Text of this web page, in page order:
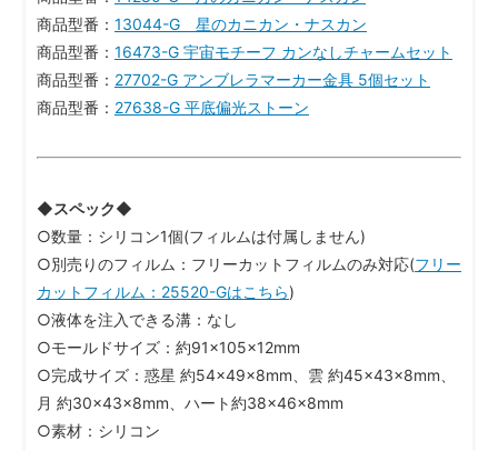
商品型番： 13044-G 星のカニカン・ナスカン
商品型番： 16473-G 宇宙モチーフ カンなしチャームセット
商品型番： 27702-G アンブレラマーカー金具 5個セット
商品型番： 27638-G 平底偏光ストーン
◆スペック◆
○数量：シリコン1個(フィルムは付属しません)
○別売りのフィルム：フリーカットフィルムのみ対応(フリー
カットフィルム：25520-Gはこちら)
○液体を注入できる溝：なし
○モールドサイズ：約91×105×12mm
○完成サイズ：惑星 約54×49×8mm、雲 約45×43×8mm、
月 約30×43×8mm、ハート約38×46×8mm
○素材：シリコン